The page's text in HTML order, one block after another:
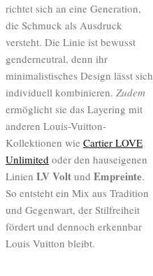
richtet sich an eine Generation,
die Schmuck als Ausdruck
versteht. Die Linie ist bewusst
genderneutral, denn ihr
minimalistisches Design lässt sich
individuell kombinieren. Zudem
ermöglicht sie das Layering mit
anderen Louis-Vuitton-
Kollektionen wie Cartier LOVE
Unlimited oder den hauseigenen
Linien LV Volt und Empreinte.
So entsteht ein Mix aus Tradition
und Gegenwart, der Stilfreiheit
fördert und dennoch erkennbar
Louis Vuitton bleibt.